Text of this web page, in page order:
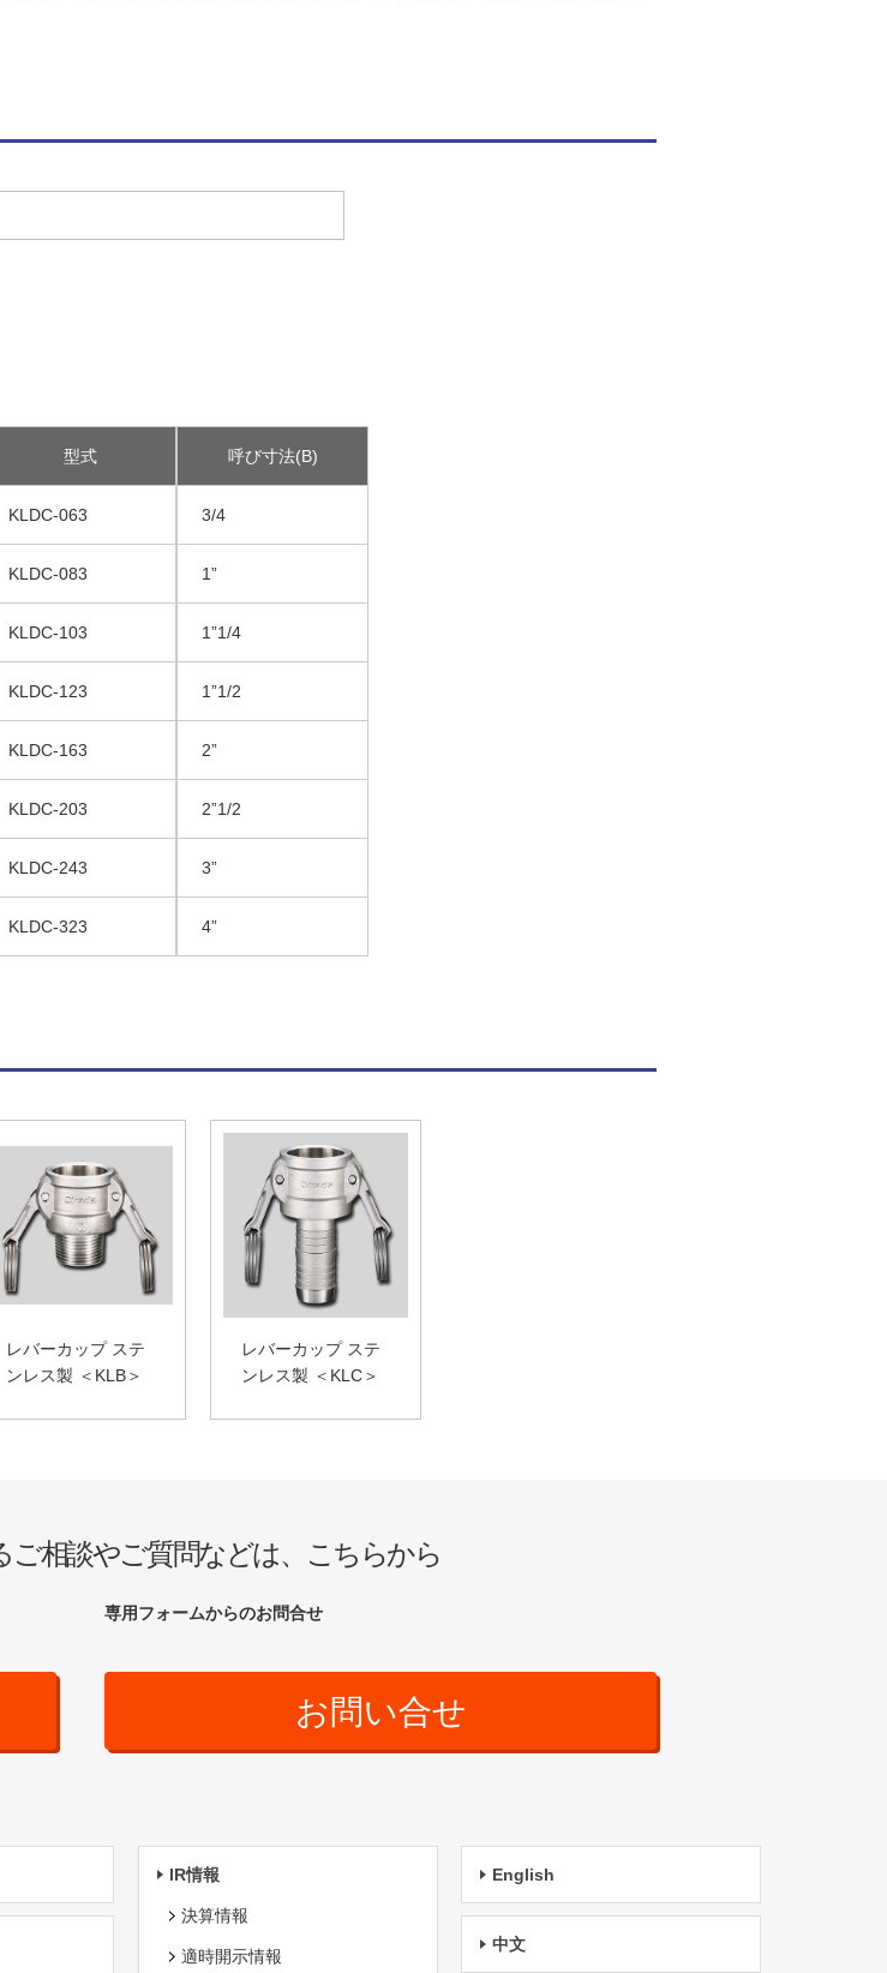
型式
KLDC-063
KLDC-083
KLDC-103
KLDC-123
KLDC-163
KLDC-203
KLDC-243
KLDC-323
呼び寸法(B)
3/4
1”
1”1/4
1”1/2
2”
2”1/2
3”
4”
レバーカップ ステ
ンレス製 ＜KLB＞
レバーカップ ステ
ンレス製 ＜KLC＞
ご相談やご質問などは、こちらから
専用フォームからのお問合せ
お問い合せ
IR情報
決算情報
適時開示情報
English
中文